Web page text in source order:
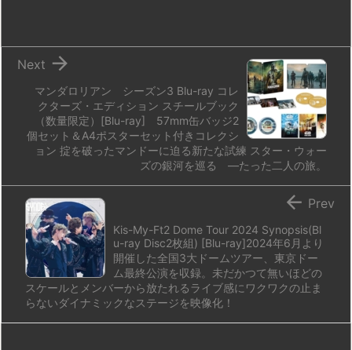
マンダロリアン シーズン3 Blu-ray コレ
クターズ・エディション スチールブック
（数量限定）[Blu-ray] 57mm缶バッジ2
個セット＆A4ポスターセット付きコレクシ
ョン 掟を破ったマンドーに迫る新たな試練 スター・ウォー
ズの銀河を巡る ―たった二人の旅。

Next
Kis-My-Ft2 Dome Tour 2024 Synopsis(Bl
u-ray Disc2枚組) [Blu-ray]2024年6月より
開催した全国3大ドームツアー、東京ドー
ム最終公演を収録。未だかつて無いほどの
スケールとメンバーから放たれるライブ感にワクワクの止ま
らないダイナミックなステージを映像化！
 Prev